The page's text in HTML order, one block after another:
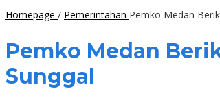
Homepage / Pemerintahan Pemko Medan
Pemko Medan
Sunggal